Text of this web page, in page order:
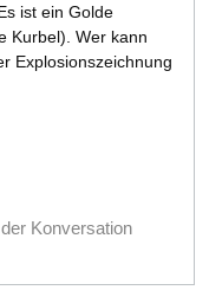
ist ein Golde
Kurbel). Wer kann
Explosionszeichnung
Konversation